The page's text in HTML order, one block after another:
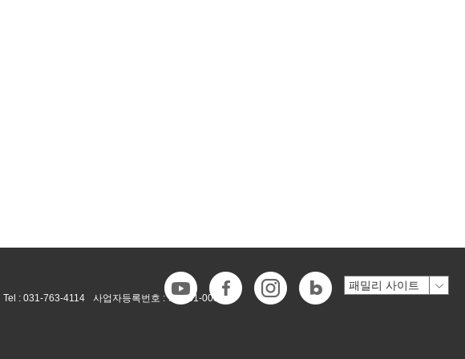
Tel : 031-763-4114 사업자등록번호 :718-81-00546